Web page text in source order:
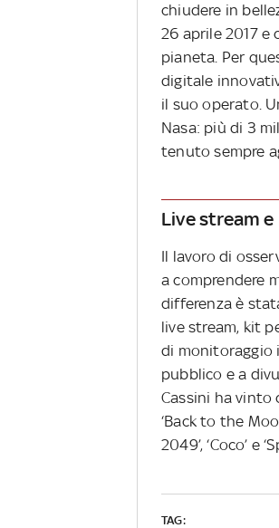
chiudere in
26 aprile 2017 e
pianeta. Per
digitale
il suo operato.
Nasa: più di 3
tenuto sempre
Live stream
Il lavoro di
a comprendere
differenza è
live stream, kit
di monitoraggio
pubblico e a
Cassini ha vinto
‘Back to the
2049’, ‘Coco’ e
TAG: